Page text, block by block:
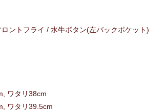
ントフライ / 水牛ボタン(左バックポケット)
ワタリ38cm
ワタリ39.5cm